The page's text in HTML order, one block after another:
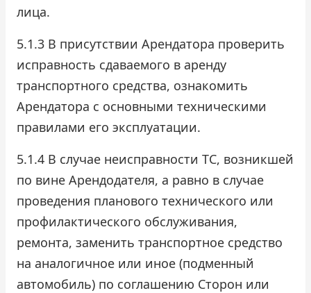
лица.
5.1.3 В присутствии Арендатора проверить
исправность сдаваемого в аренду
транспортного средства, ознакомить
Арендатора с основными техническими
правилами его эксплуатации.
5.1.4 В случае неисправности ТС, возникшей
по вине Арендодателя, а равно в случае
проведения планового технического или
профилактического обслуживания,
ремонта, заменить транспортное средство
на аналогичное или иное (подменный
автомобиль) по соглашению Сторон или